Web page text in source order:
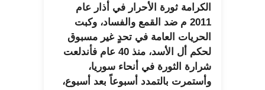
الكرامة ثورة الأحرار في أذار عام
2011 م ضد القمع والفساد، وكبت
الحريات العامة في تحدٍ غير مسبوق
لحكم أل الأسد، منذ 40 عام فأندلعت
شرارة الثورة في أنحاء سوريا،
وأستمرت بالتمدد أسبوعاً بعد أسبوع،